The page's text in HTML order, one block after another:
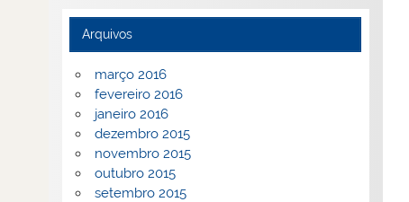
Arquivos
março 2016
fevereiro 2016
janeiro 2016
dezembro 2015
novembro 2015
outubro 2015
setembro 2015